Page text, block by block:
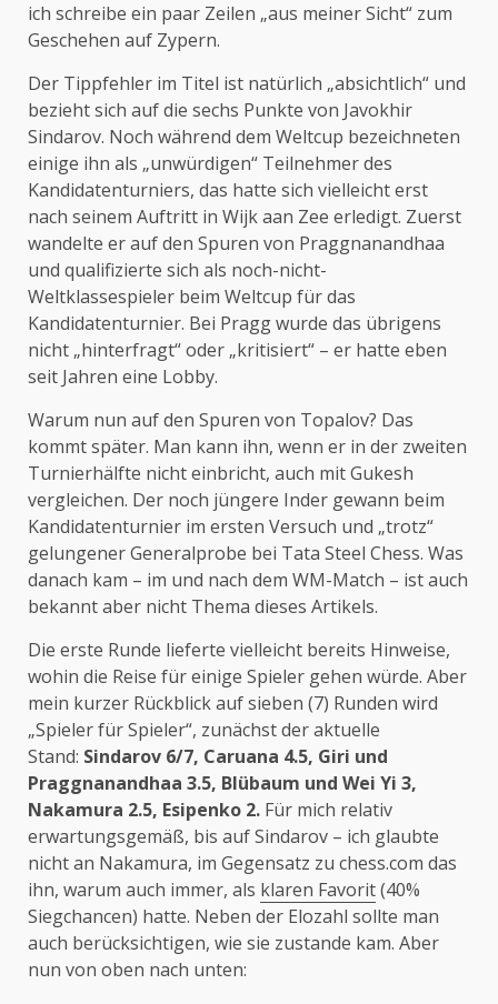
ich schreibe ein paar Zeilen „aus meiner Sicht“ zum
Geschehen auf Zypern.
Der Tippfehler im Titel ist natürlich „absichtlich“ und
bezieht sich auf die sechs Punkte von Javokhir
Sindarov. Noch während dem Weltcup bezeichneten
einige ihn als „unwürdigen“ Teilnehmer des
Kandidatenturniers, das hatte sich vielleicht erst
nach seinem Auftritt in Wijk aan Zee erledigt. Zuerst
wandelte er auf den Spuren von Praggnanandhaa
und qualifizierte sich als noch-nicht-
Weltklassespieler beim Weltcup für das
Kandidatenturnier. Bei Pragg wurde das übrigens
nicht „hinterfragt“ oder „kritisiert“ – er hatte eben
seit Jahren eine Lobby.
Warum nun auf den Spuren von Topalov? Das
kommt später. Man kann ihn, wenn er in der zweiten
Turnierhälfte nicht einbricht, auch mit Gukesh
vergleichen. Der noch jüngere Inder gewann beim
Kandidatenturnier im ersten Versuch und „trotz“
gelungener Generalprobe bei Tata Steel Chess. Was
danach kam – im und nach dem WM-Match – ist auch
bekannt aber nicht Thema dieses Artikels.
Die erste Runde lieferte vielleicht bereits Hinweise,
wohin die Reise für einige Spieler gehen würde. Aber
mein kurzer Rückblick auf sieben (7) Runden wird
„Spieler für Spieler“, zunächst der aktuelle
Stand: Sindarov 6/7, Caruana 4.5, Giri und
Praggnanandhaa 3.5, Blübaum und Wei Yi 3,
Nakamura 2.5, Esipenko 2. Für mich relativ
erwartungsgemäß, bis auf Sindarov – ich glaubte
nicht an Nakamura, im Gegensatz zu chess.com das
ihn, warum auch immer, als klaren Favorit(40%
Siegchancen) hatte. Neben der Elozahl sollte man
auch berücksichtigen, wie sie zustande kam. Aber
nun von oben nach unten: